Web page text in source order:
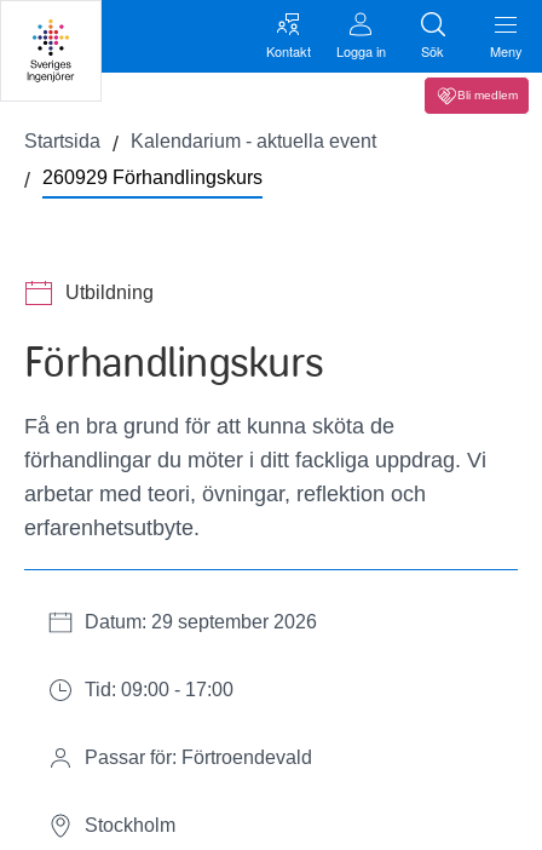
Kontakt Logga in Sök Meny
Bli medlem
Startsida
Kalendarium - aktuella event
260929 Förhandlingskurs
Utbildning
Förhandlingskurs
Få en bra grund för att kunna sköta de
förhandlingar du möter i ditt fackliga uppdrag. Vi
arbetar med teori, övningar, reflektion och
erfarenhetsutbyte.
Datum: 29 september 2026
Tid: 09:00 - 17:00
Passar för: Förtroendevald
Stockholm